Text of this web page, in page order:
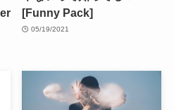
03/25/2022